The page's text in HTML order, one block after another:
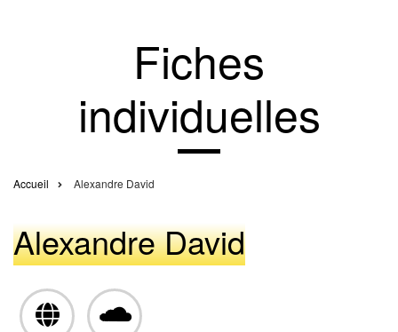
Fiches
individuelles
Fil
d'Ariane
Accueil Alexandre David
Alexandre David